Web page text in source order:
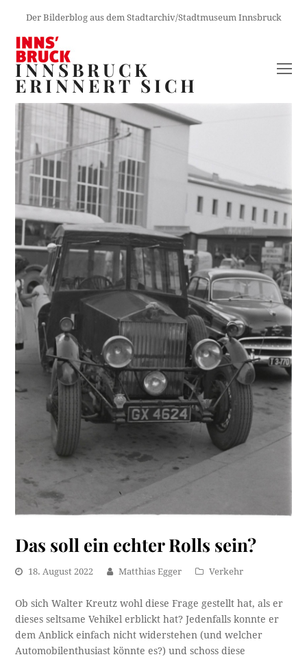
Der Bilderblog aus dem Stadtarchiv/Stadtmuseum Innsbruck
INNSBRUCK
ERINNERT SICH
Das soll ein echter Rolls sein?
18. August 2022 Matthias Egger Verkehr
Ob sich Walter Kreutz wohl diese Frage gestellt hat, als er
dieses seltsame Vehikel erblickt hat? Jedenfalls konnte er
dem Anblick einfach nicht widerstehen (und welcher
Automobilenthusiast könnte es?) und schoss diese